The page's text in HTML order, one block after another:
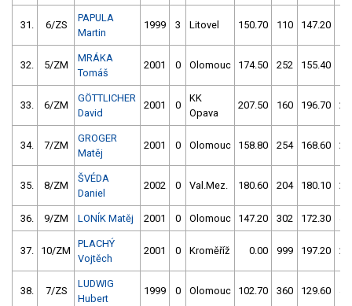
31. 6/ZS
PAPULA
Martin
1999 3 Litovel 150.70 110 147.20
32. 5/ZM
MRÁKA
Tomáš
2001 0 Olomouc 174.50 252 155.40
33. 6/ZM
GÖTTLICHER
David
2001 0
KK
Opava
207.50 160 196.70
34. 7/ZM
GROGER
Matěj
2001 0 Olomouc 158.80 254 168.60
35. 8/ZM
ŠVÉDA
Daniel
2002 0 Val.Mez. 180.60 204 180.10
36. 9/ZM LONÍK Matěj 2001 0 Olomouc 147.20 302 172.30
37. 10/ZM
PLACHÝ
Vojtěch
2001 0 Kroměříž 0.00 999 197.20
38. 7/ZS
LUDWIG
Hubert
1999 0 Olomouc 102.70 360 129.60